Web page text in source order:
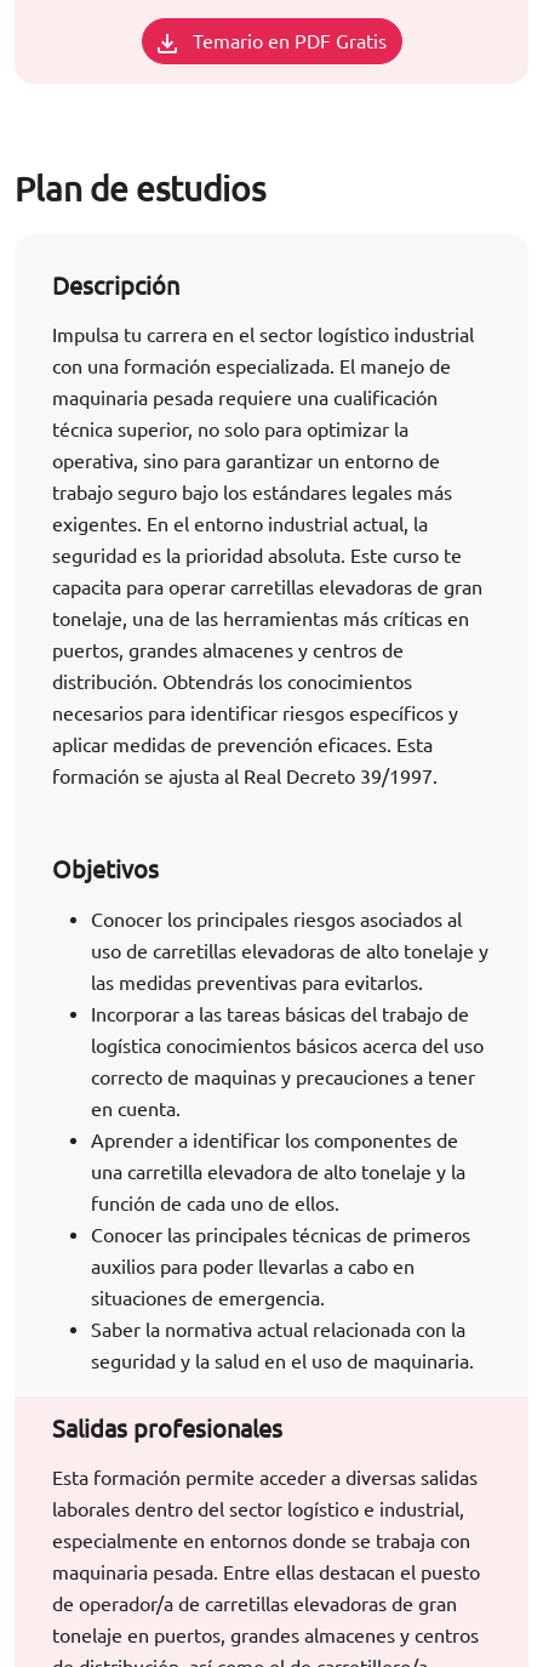
Temario en PDF Gratis
Plan de estudios
Descripción
Impulsa tu carrera en el sector logístico industrial
con una formación especializada. El manejo de
maquinaria pesada requiere una cualificación
técnica superior, no solo para optimizar la
operativa, sino para garantizar un entorno de
trabajo seguro bajo los estándares legales más
exigentes. En el entorno industrial actual, la
seguridad es la prioridad absoluta. Este curso te
capacita para operar carretillas elevadoras de gran
tonelaje, una de las herramientas más críticas en
puertos, grandes almacenes y centros de
distribución. Obtendrás los conocimientos
necesarios para identificar riesgos específicos y
aplicar medidas de prevención eficaces. Esta
formación se ajusta al Real Decreto 39/1997.
Objetivos
Conocer los principales riesgos asociados al
uso de carretillas elevadoras de alto tonelaje y
las medidas preventivas para evitarlos.
Incorporar a las tareas básicas del trabajo de
logística conocimientos básicos acerca del uso
correcto de maquinas y precauciones a tener
en cuenta.
Aprender a identificar los componentes de
una carretilla elevadora de alto tonelaje y la
función de cada uno de ellos.
Conocer las principales técnicas de primeros
auxilios para poder llevarlas a cabo en
situaciones de emergencia.
Saber la normativa actual relacionada con la
seguridad y la salud en el uso de maquinaria.
Salidas profesionales
Esta formación permite acceder a diversas salidas
laborales dentro del sector logístico e industrial,
especialmente en entornos donde se trabaja con
maquinaria pesada. Entre ellas destacan el puesto
de operador/a de carretillas elevadoras de gran
tonelaje en puertos, grandes almacenes y centros